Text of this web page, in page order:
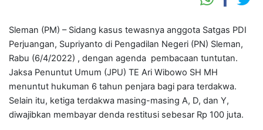
Sleman (PM) – Sidang kasus tewasnya anggota Satgas PDI
Perjuangan, Supriyanto di Pengadilan Negeri (PN) Sleman,
Rabu (6/4/2022) , dengan agenda pembacaan tuntutan.
Jaksa Penuntut Umum (JPU) TE Ari Wibowo SH MH
menuntut hukuman 6 tahun penjara bagi para terdakwa.
Selain itu, ketiga terdakwa masing-masing A, D, dan Y,
diwajibkan membayar denda restitusi sebesar Rp 100 juta.